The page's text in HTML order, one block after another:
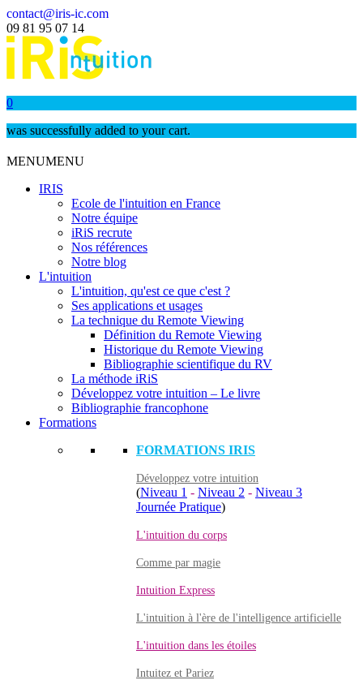
contact@iris-ic.com
09 81 95 07 14
0
was successfully added to your cart.
MENUMENU
IRIS
Ecole de l'intuition en France
Notre équipe
iRiS recrute
Nos références
Notre blog
L'intuition
L'intuition, qu'est ce que c'est ?
Ses applications et usages
La technique du Remote Viewing
Définition du Remote Viewing
Historique du Remote Viewing
Bibliographie scientifique du RV
La méthode iRiS
Développez votre intuition – Le livre
Bibliographie francophone
Formations
FORMATIONS IRIS
Développez votre intuition
(Niveau 1 - Niveau 2 - Niveau 3
Journée Pratique)
L'intuition du corps
Comme par magie
Intuition Express
L'intuition à l'ère de l'intelligence artificielle
L'intuition dans les étoiles
Intuitez et Pariez